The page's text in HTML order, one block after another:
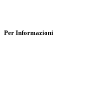
Per Informazioni